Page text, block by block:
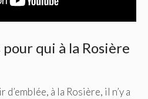
qui à la Rosière
à la Rosière, il n’y a